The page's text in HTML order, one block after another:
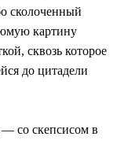
сколоченный
картину
сквозь которое
до цитадели
со скепсисом в